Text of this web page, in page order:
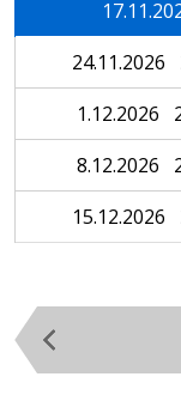
24.11.2026
1.12.2026
8.12.2026
15.12.2026